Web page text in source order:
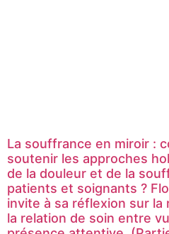
La souffrance en miroir :
soutenir les approches
de la douleur et de la
patients et soignants ?
invite à sa réflexion sur
la relation de soin entre